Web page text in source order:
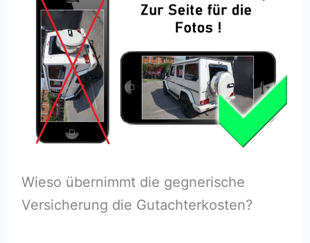
Wieso übernimmt die gegnerische
Versicherung die Gutachterkosten?